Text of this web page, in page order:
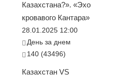
Казахстана?». «Эхо
кровавого Кантара»
28.01.2025 12:00
День за днем
140 (43496)
Казахстан VS